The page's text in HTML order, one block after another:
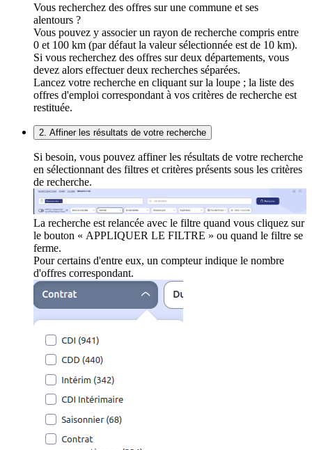
Vous recherchez des offres sur une commune et ses
alentours ?
Vous pouvez y associer un rayon de recherche compris entre
0 et 100 km (par défaut la valeur sélectionnée est de 10 km).
Si vous recherchez des offres sur deux départements, vous
devez alors effectuer deux recherches séparées.
Lancez votre recherche en cliquant sur la loupe ; la liste des
offres d'emploi correspondant à vos critères de recherche est
restituée.
2. Affiner les résultats de votre recherche
Si besoin, vous pouvez affiner les résultats de votre recherche
en sélectionnant des filtres et critères présents sous les critères
de recherche.
La recherche est relancée avec le filtre quand vous cliquez sur
le bouton « APPLIQUER LE FILTRE » ou quand le filtre se
ferme.
Pour certains d'entre eux, un compteur indique le nombre
d'offres correspondant.